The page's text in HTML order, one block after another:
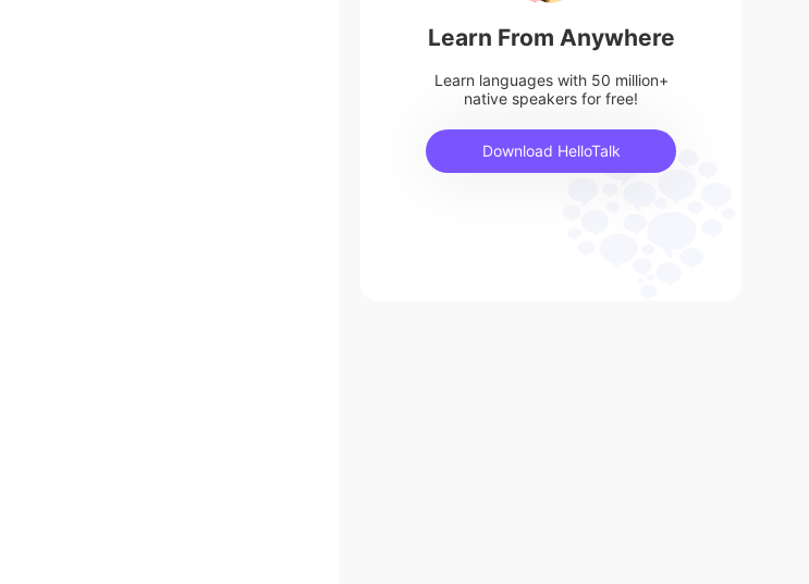
Learn From Anywhere
Learn languages with 50 million+
native speakers for free!
Download HelloTalk